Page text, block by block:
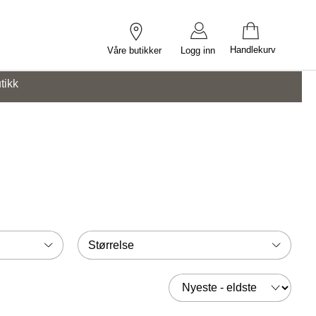
Våre butikker Logg inn Handlekurv
Størrelse
Sorter